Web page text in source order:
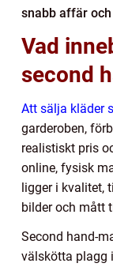
snabb affär
Vad
second
Att sälja kläder
garderoben,
realistiskt pris
online, fysisk
ligger i kvalitet,
bilder och mått
Second hand-
välskötta plagg